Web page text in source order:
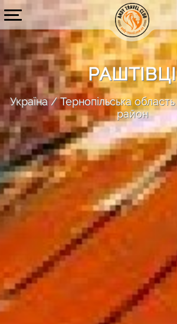
РАШТІВЦІ
Україна Тернопільська область
район